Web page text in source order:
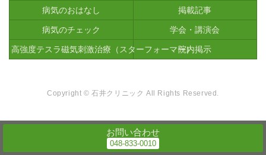
お問い合わせ
病気のおはなし 掲載記事
病気のチェック 学会・講演会
高強度テスラ磁気刺激治療（スターフォーマー）院内掲示
Copyright © 石井クリニック All Rights Reserved.